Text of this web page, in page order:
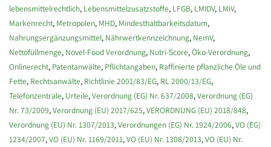
lebensmittelrechtlich, Lebensmittelzusatzstoffe, LFGB, LMIDV, LMiV,
Markenrecht, Metropolen, MHD, Mindesthaltbarkeitsdatum,
Nahrungsergänzungsmittel, Nährwertkennzeichnung, NemV,
Nettofüllmenge, Novel-Food Verordnung, Nutri-Score, Öko-Verordnung,
Onlinerecht, Patentanwälte, Pflichtangaben, Raffinierte pflanzliche Öle und
Fette, Rechtsanwälte, Richtlinie 2001/83/EG, RL 2000/13/EG,
Telefonzentrale, Urteile, Verordnung (EG) Nr. 637/2008, Verordnung (EG)
Nr. 73/2009, Verordnung (EU) 2017/625, VERORDNUNG (EU) 2018/848,
Verordnung (EU) Nr. 1307/2013, Verordnungen (EG) Nr. 1924/2006, VO (EG)
1234/2007, VO (EU) Nr. 1169/2011, VO (EU) Nr. 1308/2013, VO (EU) Nr.